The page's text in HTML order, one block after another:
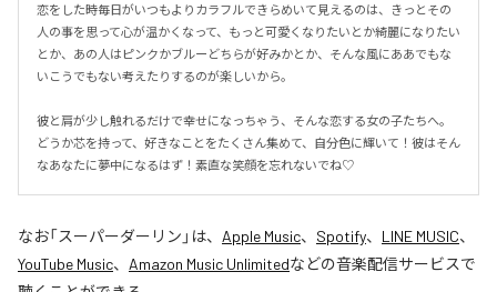
恋をした時毎日がいつもよりカラフルできらめいて見えるのは、きっとその
人の事を思って心が温かくなって、もっと可愛くなりたいとか綺麗になりたい
とか、あの人はピンクかブルーどちらが好みかとか、そんな風にああでもな
いこうでもない考えたりするのが楽しいから。
彼と肩が少し触れるだけで幸せになっちゃう、そんな恋する女の子たちへ。
どうか芯を持って、好きなことをたくさん集めて、自分色に輝いて！彼はそん
なあなたに夢中になるはず！素直な笑顔を忘れないでね♡
なお「スーパーダーリン 」は、 Apple Music、 Spotify、 LINE MUSIC、
YouTube Music、 Amazon Music Unlimitedなどの音楽配信サービスで